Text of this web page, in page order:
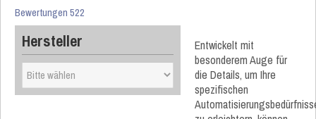
Bewertungen 522
Hersteller
Entwickelt mit
besonderem Auge für
die Details, um Ihre
spezifischen